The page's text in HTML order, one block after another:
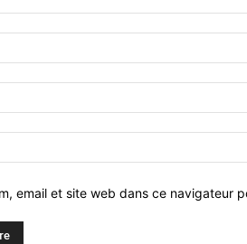
email et site web dans ce navigateur